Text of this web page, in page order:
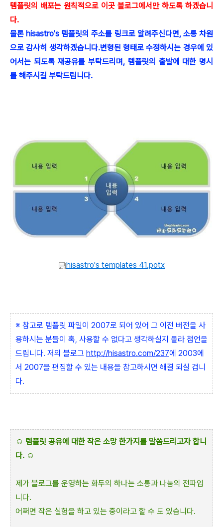
템플릿의 배포는 원칙적으로 이곳 블로그에서만 하도록 하겠습니
다.
물론 hisastro's 템플릿의 주소를 링크로 알려주신다면, 소통 차원
으로 감사히 생각하겠습니다.변형된 형태로 수정하시는 경우에 있
어서는 되도록 재공유를 부탁드리며, 템플릿의 출발에 대한 명시
를 해주시길 부탁드립니다.
hisastro's templates 41.potx
※ 참고로 템플릿 파일이 2007로 되어 있어 그 이전 버전을 사
용하시는 분들이 혹, 사용할 수 없다고 생각하실지 몰라 첨언을
드립니다. 저의 블로그 http://hisastro.com/237에 2003에
서 2007을 편집할 수 있는 내용을 참고하시면 해결 되실 겁니
다.
☺ 템플릿 공유에 대한 작은 소망 한가지를 말씀드리고자 합니
다. ☺
제가 블로그를 운영하는 화두의 하나는 소통과 나눔의 전파입
니다.
어쩌면 작은 실험을 하고 있는 중이라고 할 수 도 있습니다.